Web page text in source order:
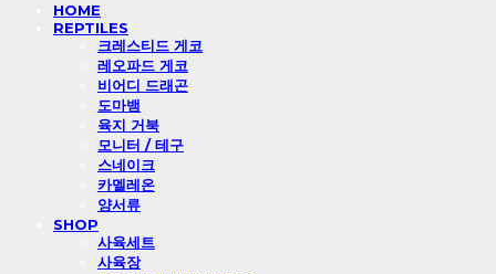
HOME
REPTILES
크레스티드 게코
레오파드 게코
비어디 드래곤
도마뱀
육지 거북
모니터 / 테구
스네이크
카멜레온
양서류
SHOP
사육세트
사육장